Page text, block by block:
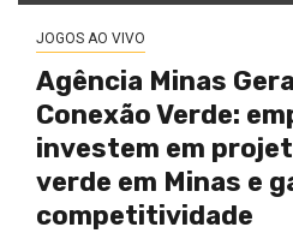
JOGOS AO VIVO
Agência Minas
Conexão Verde:
investem em
verde em Minas e
competitividade